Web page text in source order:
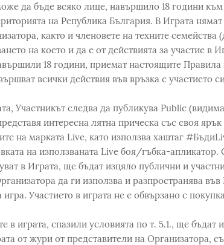
да бъде всяко лице, навършило 18 години към
на Република България. В Играта нямат
както и членовете на техните семейства
на което и да е от действията за участие в
18 години, приемат настоящите
всички действия във връзка с участието
Участникът следва да публикува Public
интересна лятна прическа със своя ярък
на марката Live, като използва хаштаг
на използваната Live боя/гъбка-апликатор.
в Играта, ще бъдат изцяло публични и
да ги използва и разпространява
Участието в играта не е обвързано с
в играта, спазили условията по т. 5.1., ще бъдат
от жури от представители на Организатора,